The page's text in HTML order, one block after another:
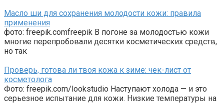
Масло ши для сохранения молодости кожи: правила
применения
фото: freepik.comfreepik В погоне за молодостью кожи
многие перепробовали десятки косметических средств,
но так
Проверь, готова ли твоя кожа к зиме: чек-лист от
косметолога
Фото: freepik.com/lookstudio Наступают холода — и это
серьезное испытание для кожи. Низкие температуры на